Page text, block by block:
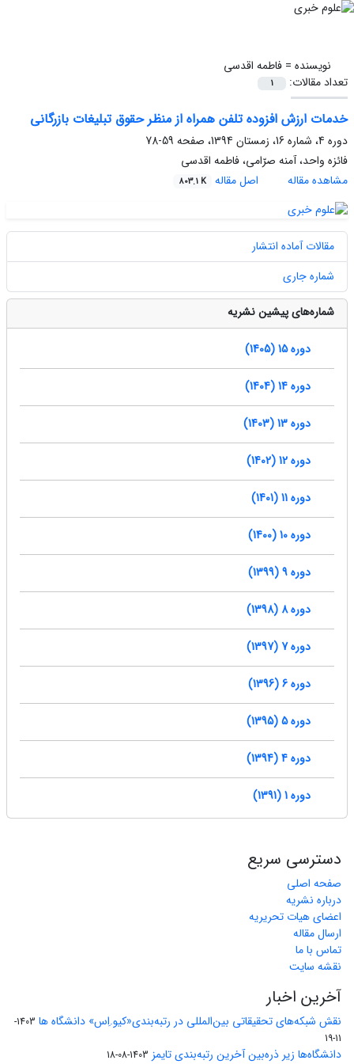
نویسنده =فاطمه اقدسی
تعداد مقالات:
1
خدمات ارزش افزوده تلفن همراه از منظر حقوق تبلیغات بازرگانی
دوره 4، شماره 16، زمستان 1394، صفحه
59-78
فائزه واحد، آمنه صرّامی، فاطمه اقدسی
مشاهده مقاله
اصل مقاله 803.1 K
مقالات آماده انتشار
شماره جاری
شماره‌های پیشین نشریه
دوره 15 (1405)
دوره 14 (1404)
دوره 13 (1403)
دوره 12 (1402)
دوره 11 (1401)
دوره 10 (1400)
دوره 9 (1399)
دوره 8 (1398)
دوره 7 (1397)
دوره 6 (1396)
دوره 5 (1395)
دوره 4 (1394)
دوره 1 (1391)
دسترسی سریع
صفحه اصلی
درباره نشریه
اعضای هیات تحریریه
ارسال مقاله
تماس با ما
نقشه سایت
آخرین اخبار
نقش شبکه‌های تحقیقاتی بین‌المللی در رتبه‌بندی«کیو.اِس» دانشگاه ها
1403-
11-19
دانشگاه‌ها زیر ذره‌بین آخرین رتبه‌بندی تایمز 1403-08-18